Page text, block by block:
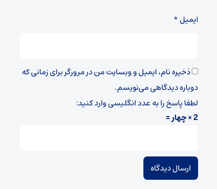
ایمیل*
ذخیره نام، ایمیل و وبسایت من در مرورگر برای زمانی که
دوباره دیدگاهی می‌نویسم.
لطفا پاسخ را به عدد انگلیسی وارد کنید:
2 × چهار =